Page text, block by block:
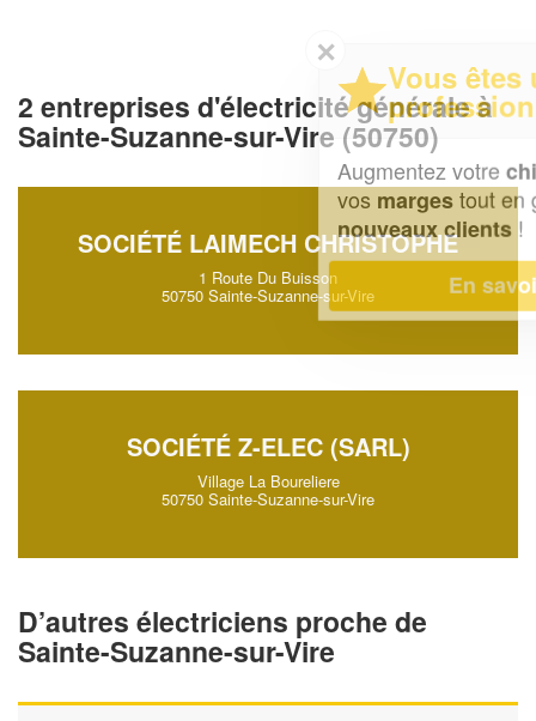
2 entreprises d'électricité générale à
Sainte-Suzanne-sur-Vire (50750)
SOCIÉTÉ LAIMECH CHRISTOPHE
1 Route Du Buisson
50750 Sainte-Suzanne-sur-Vire
SOCIÉTÉ Z-ELEC (SARL)
Village La Boureliere
50750 Sainte-Suzanne-sur-Vire
D’autres électriciens proche de
Sainte-Suzanne-sur-Vire
Vous êtes un
professionnel ?
chiffre d'affaireset
tout en gagnant de
nouveaux clients!
En savoir plus